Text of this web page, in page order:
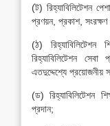
(ট) রিহ্যাবিলিটেশন
প্রণয়ন, প্রকাশ, সংরক্ষণ
(ঠ) রিহ্যাবিলিটেশন
রিহ্যাবিলিটেশন
এতদুদ্দেশ্যে প্রয়োজনীয়
(ড) রিহ্যাবিলিটেশন
প্রদান;